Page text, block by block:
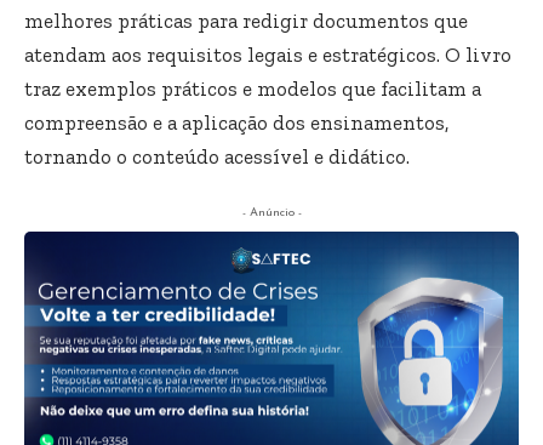
melhores práticas para redigir documentos que
atendam aos requisitos legais e estratégicos. O livro
traz exemplos práticos e modelos que facilitam a
compreensão e a aplicação dos ensinamentos,
tornando o conteúdo acessível e didático.
- Anúncio -